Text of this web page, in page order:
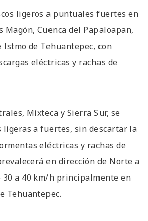
ligeros a puntuales fuertes en
Magón, Cuenca del Papaloapan,
Istmo de Tehuantepec, con
eléctricas y rachas de
Mixteca y Sierra Sur, se
ligeras a fuertes, sin descartar la
eléctricas y rachas de
en dirección de Norte a
30 a 40 km/h principalmente en
Tehuantepec.